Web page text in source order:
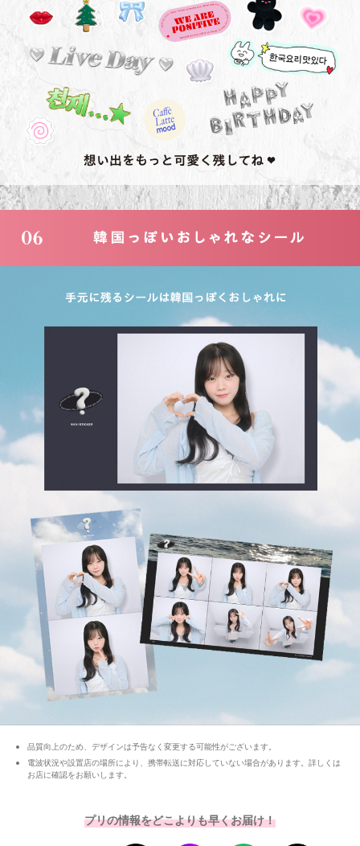
品質向上のため、デザインは予告なく変更する可能性がございます。
電波状況や設置店の場所により、携帯転送に対応していない場合があります。詳しくは
お店に確認をお願いします。
プリの情報をどこよりも早くお届け！